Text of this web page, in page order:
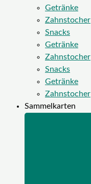
Getränke
Zahnstocher
Snacks
Getränke
Zahnstocher
Snacks
Getränke
Zahnstocher
Sammelkarten